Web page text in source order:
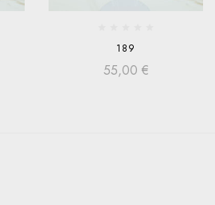
189
55,00 €